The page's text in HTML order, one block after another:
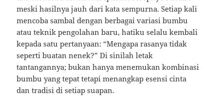
meski hasilnya jauh dari kata sempurna. Setiap kali
mencoba sambal dengan berbagai variasi bumbu
atau teknik pengolahan baru, hatiku selalu kembali
kepada satu pertanyaan: “Mengapa rasanya tidak
seperti buatan nenek?” Di sinilah letak
tantangannya; bukan hanya menemukan kombinasi
bumbu yang tepat tetapi menangkap esensi cinta
dan tradisi di setiap suapan.